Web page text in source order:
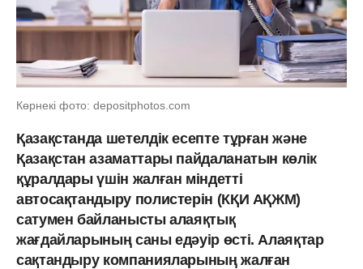
Көрнекі фото: depositphotos.com
Қазақстанда шетелдік есепте тұрған және
Қазақстан азаматтары пайдаланатын көлік
құралдары үшін жалған міндетті
автосақтандыру полистерін (КҚИ АҚЖМ)
сатумен байланысты алаяқтық
жағдайларының саны едәуір өсті. Алаяқтар
сақтандыру компанияларының жалған